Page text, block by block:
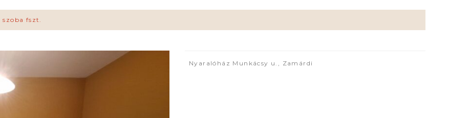
szoba fszt.
Nyaralóház Munkácsy u., Zamárdi